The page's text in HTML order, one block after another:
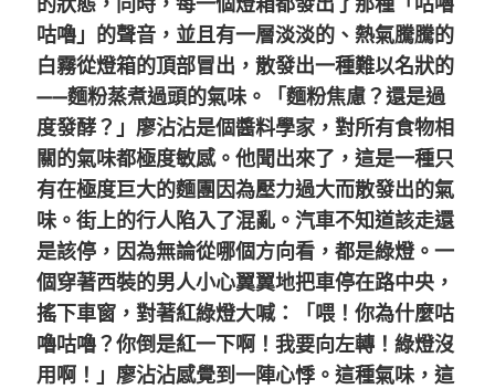
咕嚕」的聲音，並且有一層淡淡的、熱氣騰騰的
白霧從燈箱的頂部冒出，散發出一種難以名狀的
——麵粉蒸煮過頭的氣味。「麵粉焦慮？還是過
度發酵？」廖沾沾是個醬料學家，對所有食物相
關的氣味都極度敏感。他聞出來了，這是一種只
有在極度巨大的麵團因為壓力過大而散發出的氣
味。街上的行人陷入了混亂。汽車不知道該走還
是該停，因為無論從哪個方向看，都是綠燈。一
個穿著西裝的男人小心翼翼地把車停在路中央，
搖下車窗，對著紅綠燈大喊：「喂！你為什麼咕
嚕咕嚕？你倒是紅一下啊！我要向左轉！綠燈沒
用啊！」廖沾沾感覺到一陣心悸。這種氣味，這